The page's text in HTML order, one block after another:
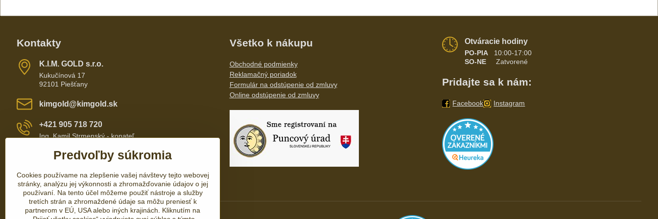
Kontakty
K​​.I​​.M​​. GOLD s​​.r​​.o​​.
Kukučínová 17
92101 Piešťany
kimgold​@kimgold​.sk
+421 905 718 720
Ing. Kamil Strmenský - konateľ
+421 905 657 700
+421 337 735 110
Všetko k nákupu
Obchodné podmienky
Reklamačný poriadok
Formulár na odstúpenie od zmluvy
Online odstúpenie od zmluvy
Otváracie hodiny
PO-PIA
10:00-17:00
SO-NE Zatvorené
Pridajte sa k nám:
Facebook Instagram
Predvoľby súkromia
Cookies používame na zlepšenie vašej návštevy tejto webovej
stránky, analýzu jej výkonnosti a zhromažďovanie údajov o jej
používaní. Na tento účel môžeme použiť nástroje a služby
tretích strán a zhromaždené údaje sa môžu preniesť k
partnerom v EÚ, USA alebo iných krajinách. Kliknutím na